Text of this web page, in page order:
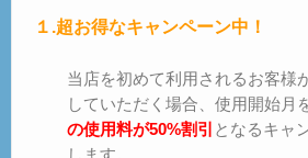
交通アクセス
会社案内
１.超お得なキャンペーン中！
当店を初めて利用されるお客様
していただく場合、使用開始月
の使用料が50%割引 となるキャ
します。